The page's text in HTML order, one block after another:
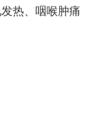
热、咽喉肿痛